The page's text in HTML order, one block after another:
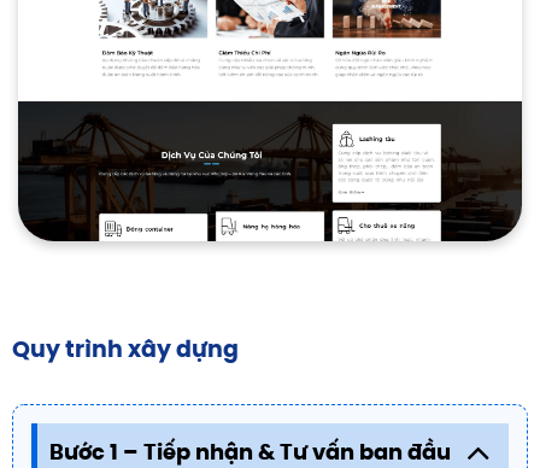
Quy trình xây dựng
Bước 1 – Tiếp nhận & Tư vấn ban đầu